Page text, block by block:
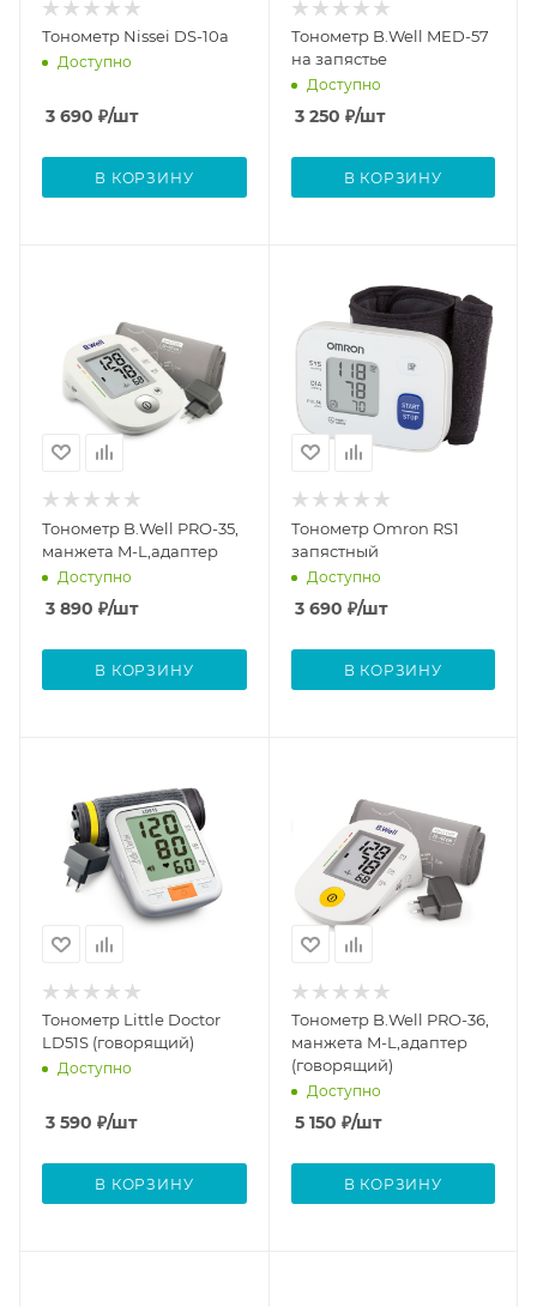
Тонометр Nissei DS-10а
Доступно
3 690 ₽/шт
В КОРЗИНУ
Тонометр B.Well MED-57
на запястье
Доступно
3 250 ₽/шт
В КОРЗИНУ
Тонометр B.Well PRO-35,
манжета M-L,адаптер
Доступно
3 890 ₽/шт
В КОРЗИНУ
Тонометр Omron RS1
запястный
Доступно
3 690 ₽/шт
В КОРЗИНУ
Тонометр Little Doctor
LD51S (говорящий)
Доступно
3 590 ₽/шт
В КОРЗИНУ
Тонометр B.Well PRO-36,
манжета M-L,адаптер
(говорящий)
Доступно
5 150 ₽/шт
В КОРЗИНУ